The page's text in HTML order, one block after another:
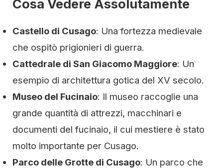
Cosa Vedere Assolutamente
Castello di Cusago: Una fortezza medievale
che ospitò prigionieri di guerra.
Cattedrale di San Giacomo Maggiore: Un
esempio di architettura gotica del XV secolo.
Museo del Fucinaio: Il museo raccoglie una
grande quantità di attrezzi, macchinari e
documenti del fucinaio, il cui mestiere è stato
molto importante per Cusago.
Parco delle Grotte di Cusago: Un parco che